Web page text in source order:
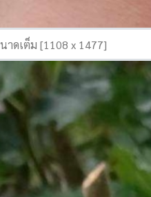
าดเต็ม [1108 x 1477]